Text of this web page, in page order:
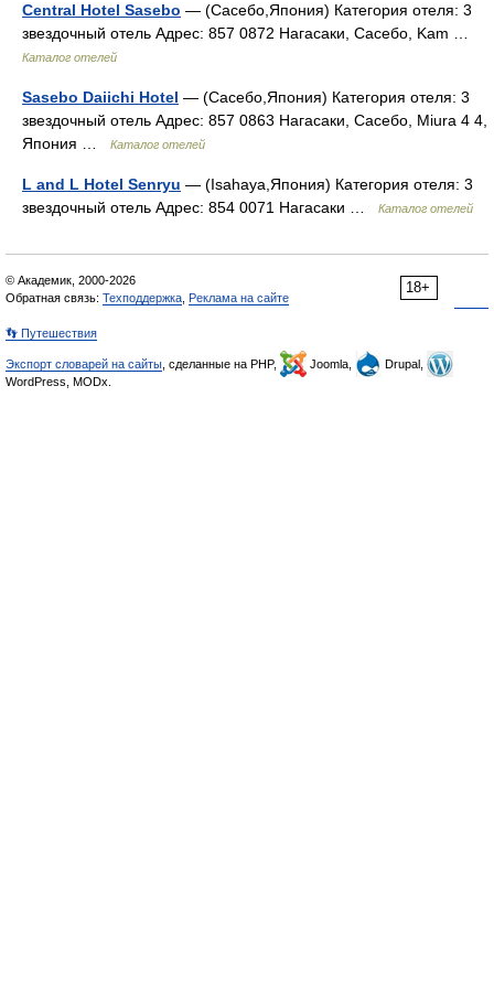
Central Hotel Sasebo — (Сасебо,Япония) Категория отеля: 3
звездочный отель Адрес: 857 0872 Нагасаки, Сасебо, Kam …
Каталог отелей
Sasebo Daiichi Hotel — (Сасебо,Япония) Категория отеля: 3
звездочный отель Адрес: 857 0863 Нагасаки, Сасебо, Miura 4 4,
Япония …
Каталог отелей
L and L Hotel Senryu — (Isahaya,Япония) Категория отеля: 3
звездочный отель Адрес: 854 0071 Нагасаки …
Каталог отелей
18+
© Академик, 2000-2026
Обратная связь: Техподдержка Реклама на сайте
👣 Путешествия
Экспорт словарей на сайты , сделанные на PHP, Joomla,
Drupal,
WordPress, MODx.